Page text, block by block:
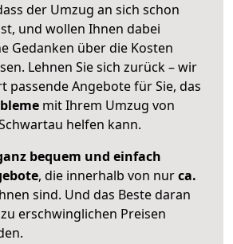
der Umzug an sich schon
und wollen Ihnen dabei
Gedanken über die Kosten
Lehnen Sie sich zurück – wir
passende Angebote für Sie, das
mit Ihrem Umzug von
helfen kann.
bequem und einfach
, die innerhalb von nurca.
sind. Und das Beste daran
erschwinglichen Preisen